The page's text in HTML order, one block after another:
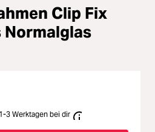
Clip Fix
Normalglas
3 Werktagen bei dir